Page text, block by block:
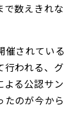
で数えきれな
催されている
行われる、グ
よる公認サン
たのが今から